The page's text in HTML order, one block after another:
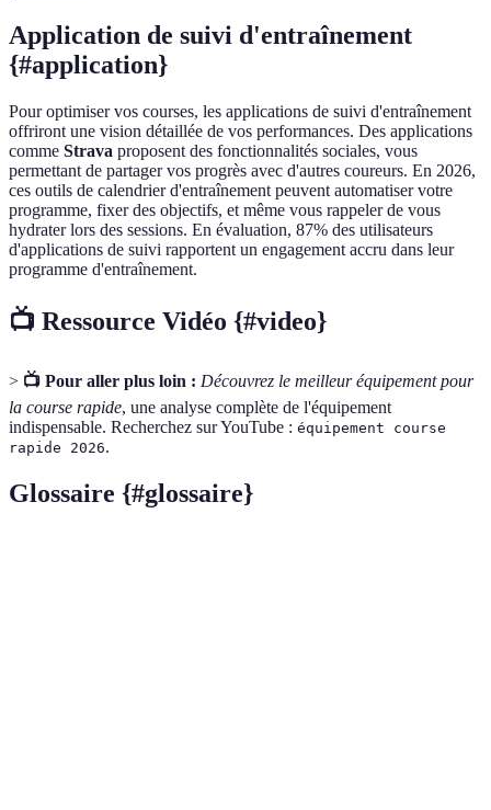
Application de suivi d'entraînement
{#application}
Pour optimiser vos courses, les applications de suivi d'entraînement
offriront une vision détaillée de vos performances. Des applications
comme Strava proposent des fonctionnalités sociales, vous
permettant de partager vos progrès avec d'autres coureurs. En 2026,
ces outils de calendrier d'entraînement peuvent automatiser votre
programme, fixer des objectifs, et même vous rappeler de vous
hydrater lors des sessions. En évaluation, 87% des utilisateurs
d'applications de suivi rapportent un engagement accru dans leur
programme d'entraînement.
📺 Ressource Vidéo {#video}
> 📺 Pour aller plus loin : Découvrez le meilleur équipement pour
la course rapide, une analyse complète de l'équipement
indispensable. Recherchez sur YouTube : équipement course
rapide 2026.
Glossaire {#glossaire}